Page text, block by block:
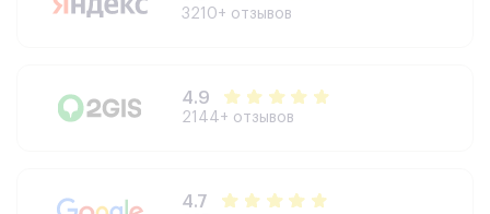
3210+ отзывов
4.9
2144+ отзывов
4.7